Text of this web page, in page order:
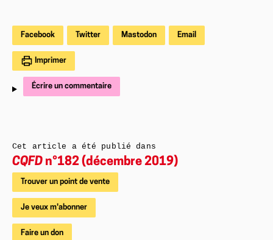
Facebook Twitter Mastodon Email
Imprimer
Écrire un commentaire
Cet article a été publié dans
CQFD n°182 (décembre 2019)
Trouver un point de vente
Je veux m'abonner
Faire un don